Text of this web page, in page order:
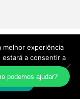
podemos ajudar?
melhor experiência
a consentir a